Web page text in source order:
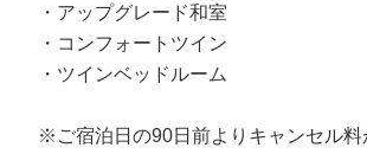
・アップグレード和室
・コンフォートツイン
・ツインベッドルーム
※ご宿泊日の90日前よりキャンセル料